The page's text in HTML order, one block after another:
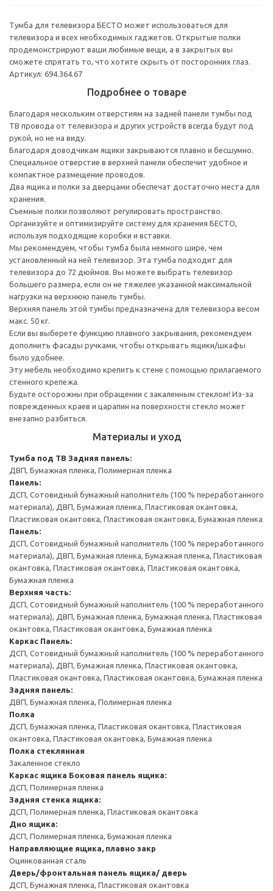
Тумба для телевизора БЕСТО может использоваться для
телевизора и всех необходимых гаджетов. Открытые полки
продемонстрируют ваши любимые вещи, а в закрытых вы
сможете спрятать то, что хотите скрыть от посторонних глаз.
Артикул: 694.364.67
Подробнее о товаре
Благодаря нескольким отверстиям на задней панели тумбы под
ТВ провода от телевизора и других устройств всегда будут под
рукой, но не на виду.
Благодаря доводчикам ящики закрываются плавно и бесшумно.
Специальное отверстие в верхней панели обеспечит удобное и
компактное размещение проводов.
Два ящика и полки за дверцами обеспечат достаточно места для
хранения.
Съемные полки позволяют регулировать пространство.
Организуйте и оптимизируйте систему для хранения БЕСТО,
используя подходящие коробки и вставки.
Мы рекомендуем, чтобы тумба была немного шире, чем
установленный на ней телевизор. Эта тумба подходит для
телевизора до 72 дюймов. Вы можете выбрать телевизор
большего размера, если он не тяжелее указанной максимальной
нагрузки на верхнюю панель тумбы.
Верхняя панель этой тумбы предназначена для телевизора весом
макс. 50 кг.
Если вы выберете функцию плавного закрывания, рекомендуем
дополнить фасады ручками, чтобы открывать ящики/шкафы
было удобнее.
Эту мебель необходимо крепить к стене с помощью прилагаемого
стенного крепежа.
Будьте осторожны при обращении с закаленным стеклом! Из-за
поврежденных краев и царапин на поверхности стекло может
внезапно разбиться.
Материалы и уход
Тумба под ТВ Задняя панель:
ДВП, Бумажная пленка, Полимерная пленка
Панель:
ДСП, Сотовидный бумажный наполнитель (100 % переработанного
материала), ДВП, Бумажная пленка, Пластиковая окантовка,
Пластиковая окантовка, Пластиковая окантовка, Бумажная пленка
Панель:
ДСП, Сотовидный бумажный наполнитель (100 % переработанного
материала), ДВП, Бумажная пленка, Бумажная пленка, Пластиковая
окантовка, Пластиковая окантовка, Пластиковая окантовка,
Бумажная пленка
Верхняя часть:
ДСП, Сотовидный бумажный наполнитель (100 % переработанного
материала), ДВП, Бумажная пленка, Бумажная пленка, Пластиковая
окантовка, Пластиковая окантовка, Бумажная пленка
Каркас Панель:
ДСП, Сотовидный бумажный наполнитель (100 % переработанного
материала), ДВП, Бумажная пленка, Пластиковая окантовка,
Пластиковая окантовка, Пластиковая окантовка, Бумажная пленка
Задняя панель:
ДВП, Бумажная пленка, Полимерная пленка
Полка
ДСП, Бумажная пленка, Пластиковая окантовка, Пластиковая
окантовка, Пластиковая окантовка, Бумажная пленка
Полка стеклянная
Закаленное стекло
Каркас ящика Боковая панель ящика:
ДСП, Полимерная пленка
Задняя стенка ящика:
ДСП, Полимерная пленка, Пластиковая окантовка
Дно ящика:
ДСП, Полимерная пленка, Бумажная пленка
Направляющие ящика, плавно закр
Оцинкованная сталь
Дверь/фронтальная панель ящика/ дверь
ДСП, Бумажная пленка, Пластиковая окантовка